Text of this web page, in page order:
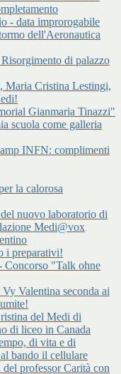
- data improrogabile
dell'Aeronautica
di palazzo
Maria Cristina Lestingi,
Gianmaria Tinazzi"
scuola come galleria
INFN: complimenti
la calorosa
nuovo laboratorio di
Medi@vox
i preparativi!
Concorso "Talk ohne
Valentina seconda ai
del Medi di
di liceo in Canada
di vita e di
bando il cellulare
professor Carità con